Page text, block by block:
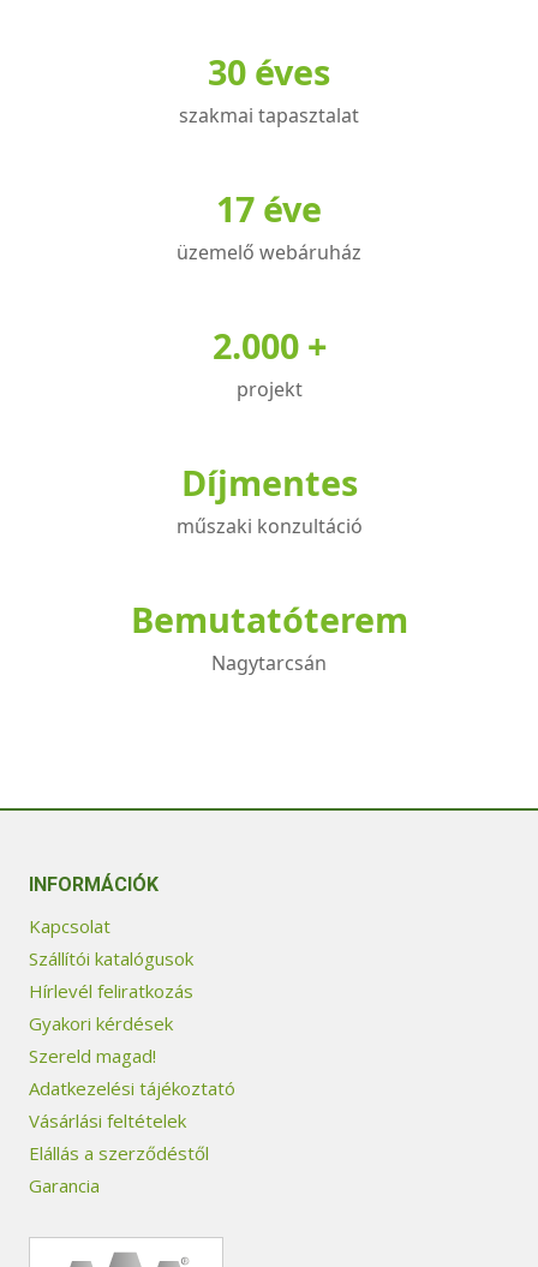
van.
A
termékoldalon
ki
30 éves
szakmai tapasztalat
17 éve
üzemelő webáruház
2.000 +
projekt
Díjmentes
műszaki konzultáció
Bemutatóterem
Nagytarcsán
INFORMÁCIÓK
Kapcsolat
Szállítói katalógusok
Hírlevél feliratkozás
Gyakori kérdések
Szereld magad!
Adatkezelési tájékoztató
Vásárlási feltételek
Elállás a szerződéstől
Garancia